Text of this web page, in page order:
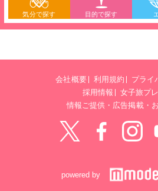
気分で探す 目的で探す
会社概要 利用規約
プライ
採用情報
女子旅プ
情報ご提供・広告掲載・
powered by